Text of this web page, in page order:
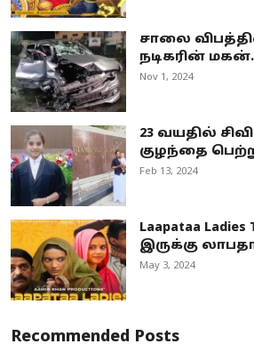
சாலை
நடிகரின்
Nov 1, 2024
23 வயதில்
குழந்தை
Feb 13, 2024
Laapataa Ladies
இருக்கு
May 3, 2024
Recommended Posts